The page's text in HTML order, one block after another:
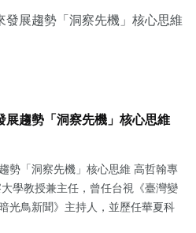
展趨勢「洞察先機」核心思維
勢「洞察先機」核心思維 高哲翰專
學教授兼主任，曾任台視《臺灣變
光鳥新聞》主持人，並歷任華夏科